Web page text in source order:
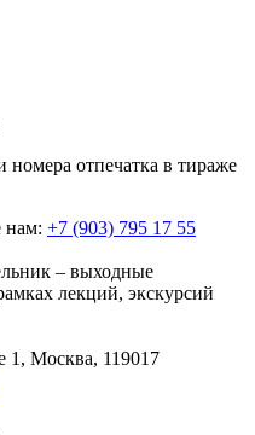
отпечатка в тираже
нам: +7 (903) 795 17 55
– выходные
лекций, экскурсий
1, Москва, 119017